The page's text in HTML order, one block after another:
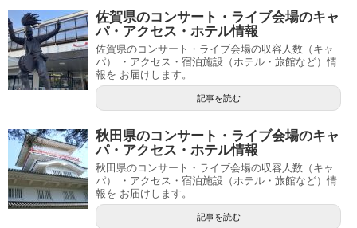
佐賀県のコンサート・ライブ会場のキャ
パ・アクセス・ホテル情報
佐賀県のコンサート・ライブ会場の収容人数（キャ
パ） ・アクセス・宿泊施設（ホテル・旅館など）情
報を お届けします。
記事を読む
秋田県のコンサート・ライブ会場のキャ
パ・アクセス・ホテル情報
秋田県のコンサート・ライブ会場の収容人数（キャ
パ） ・アクセス・宿泊施設（ホテル・旅館など）情
報を お届けします。
記事を読む